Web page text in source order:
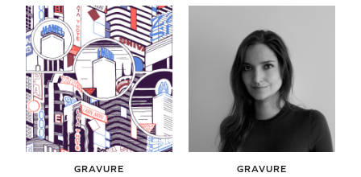
GRAVURE GRAVURE